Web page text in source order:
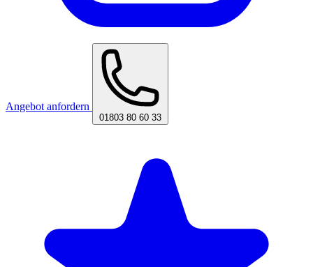
Angebot anfordern
01803 80 60 33